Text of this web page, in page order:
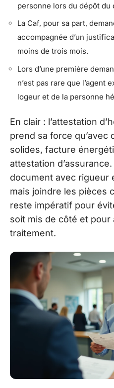
personne lors du dépôt du
La Caf, pour sa part,
accompagnée d’un
moins de trois mois.
Lors d’une première
n’est pas rare que l’agent
logeur et de la personne
En clair : l’attestation
prend sa force qu’avec
solides, facture
attestation
document avec rigueur
mais joindre les pièces
reste impératif pour
soit mis de côté et pour
traitement.